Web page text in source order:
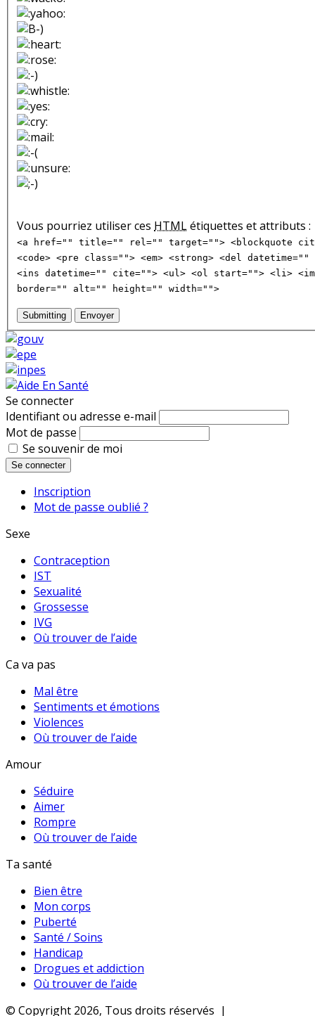
Vous pourriez utiliser ces HTMLétiquettes et attributs :
<a href="" title="" rel="" target=""> <blockquote
<code> <pre class=""> <em> <strong> <del
<ins datetime="" cite=""> <ul> <ol start=""> <li>
border="" alt="" height="" width="">
Submitting Envoyer
Se connecter
Identifiant ou adresse e-mail
Mot de passe
Se souvenir de moi
Se connecter
Inscription
Mot de passe oublié ?
Sexe
Contraception
IST
Sexualité
Grossesse
IVG
Où trouver de l’aide
Ca va pas
Mal être
Sentiments et émotions
Violences
Où trouver de l’aide
Amour
Séduire
Aimer
Rompre
Où trouver de l’aide
Ta santé
Bien être
Mon corps
Puberté
Santé / Soins
Handicap
Drogues et addiction
Où trouver de l’aide
© Copyright 2026, Tous droits réservés |